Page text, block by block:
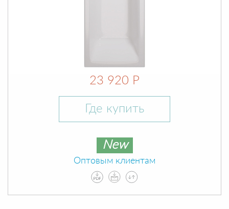
23 920 Р
Где купить
New
Оптовым клиентам